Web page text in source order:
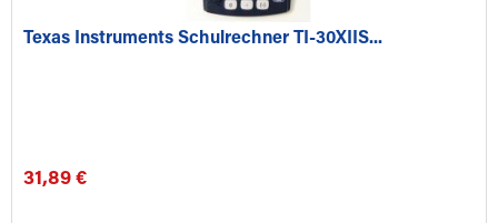
Texas Instruments Schulrechner TI-30XIIS...
31,89 €